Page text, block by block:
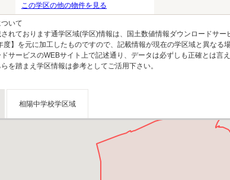
この学区の他の物件を見る
いて
れております通学区域(学区)情報は、国土数値情報ダウンロードサ
】を元に加工したものですので、記載情報が現在の学区域と異なる
サービスのWEBサイト上で記述通り、データは必ずしも正確とは言
を踏まえ学区情報は参考としてご活用下さい。
相陽中学校学区域